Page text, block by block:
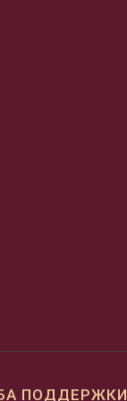
ПОДДЕРЖКИ